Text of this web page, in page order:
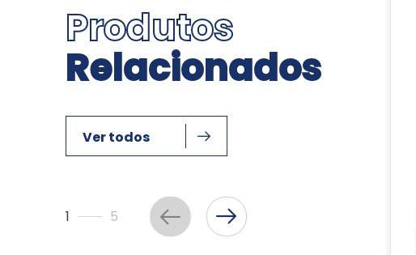
Produtos
Relacionados
Ver todos
1 5